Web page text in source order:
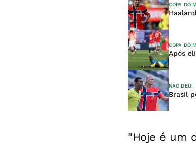
COPA DO
COPA DO
Após
NÃO DEU!
Brasil
"Hoje é um